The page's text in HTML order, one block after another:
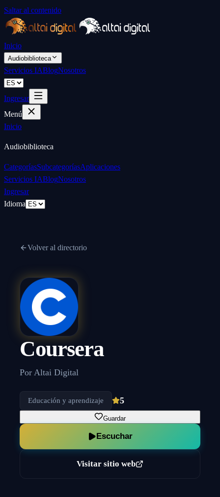
Saltar al contenido
Inicio
Audiobiblioteca
Servicios IABlogNosotros
Ingresar
Menú
Inicio
Audiobiblioteca
CategoríasSubcategoríasAplicaciones
Servicios IABlogNosotros
Ingresar
Idioma
Volver al directorio
Coursera
Por Altai Digital
Educación y aprendizaje 5
Guardar
Escuchar
Visitar sitio web